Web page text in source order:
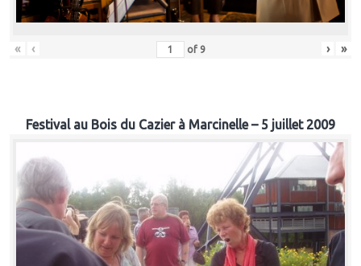
« ‹ of 9 › »
Festival au Bois du Cazier à Marcinelle – 5 juillet 2009